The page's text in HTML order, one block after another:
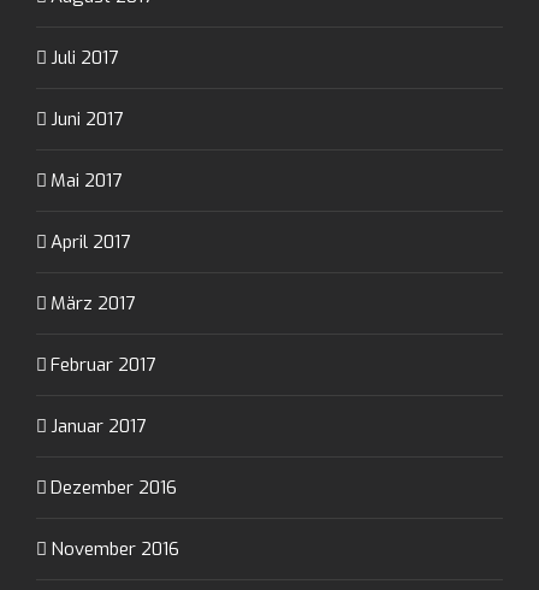
Juli 2017
Juni 2017
Mai 2017
April 2017
März 2017
Februar 2017
Januar 2017
Dezember 2016
November 2016